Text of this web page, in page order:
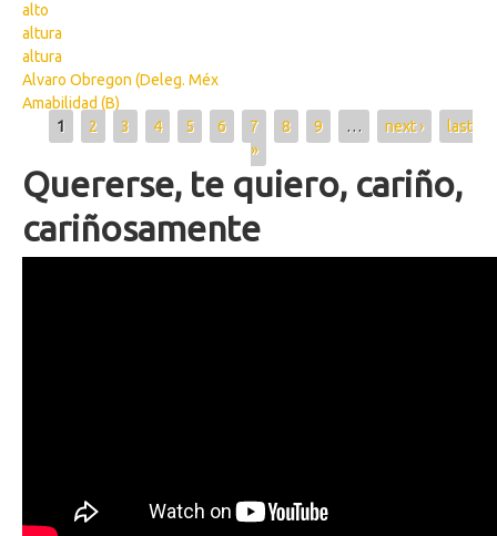
alto
altura
altura
Alvaro Obregon (Deleg. Méx
Amabilidad (B)
Pages
1 2 3 4 5 6 7 8 9 … next ›
last
»
Quererse, te quiero, cariño,
cariñosamente